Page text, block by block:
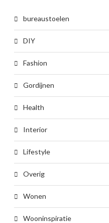
bureaustoelen
DIY
Fashion
Gordijnen
Health
Interior
Lifestyle
Overig
Wonen
Wooninspiratie